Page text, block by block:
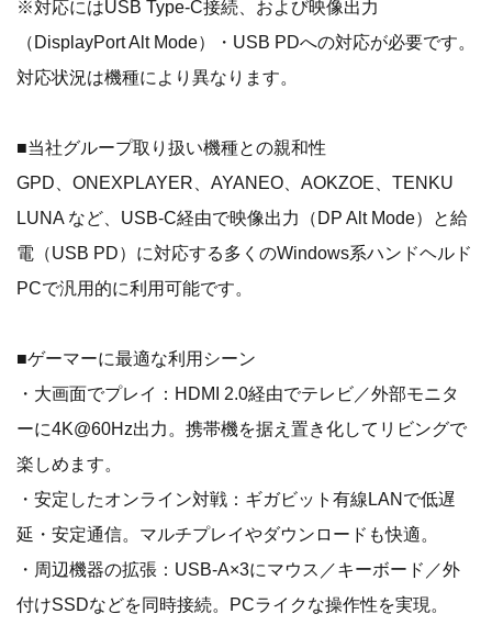
※対応にはUSB Type-C接続、および映像出力
（DisplayPort Alt Mode）・USB PDへの対応が必要です。
対応状況は機種により異なります。
■当社グループ取り扱い機種との親和性
GPD、ONEXPLAYER、AYANEO、AOKZOE、TENKU
LUNA など、USB-C経由で映像出力（DP Alt Mode）と給
電（USB PD）に対応する多くのWindows系ハンドヘルド
PCで汎用的に利用可能です。
■ゲーマーに最適な利用シーン
・大画面でプレイ：HDMI 2.0経由でテレビ／外部モニタ
ーに4K@60Hz出力。携帯機を据え置き化してリビングで
楽しめます。
・安定したオンライン対戦：ギガビット有線LANで低遅
延・安定通信。マルチプレイやダウンロードも快適。
・周辺機器の拡張：USB-A×3にマウス／キーボード／外
付けSSDなどを同時接続。PCライクな操作性を実現。